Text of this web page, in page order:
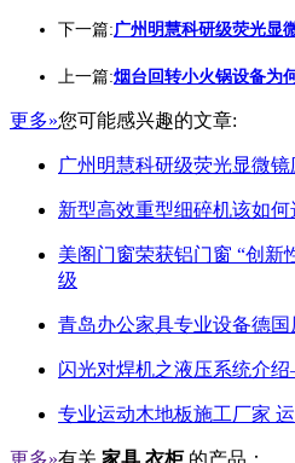
下一篇:广州明慧科研级荧光显
上一篇:烟台回转小火锅设备为
更多»您可能感兴趣的文章:
广州明慧科研级荧光显微
新型高效重型细碎机该如
美阁门窗荣获铝门窗 “创新
级
青岛办公家具专业设备德国
闪光对焊机之液压系统介
专业运动木地板施工厂家
更多»有关 家具 衣柜 的产品：